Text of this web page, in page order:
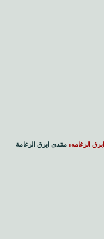
الرغامه: منتدى ابرق الرغامة